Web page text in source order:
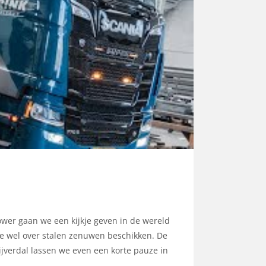
gaan we een kijkje geven in de wereld
over stalen zenuwen beschikken. De
lassen we even een korte pauze in